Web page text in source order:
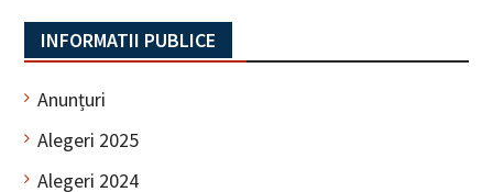
INFORMATII PUBLICE
Anunțuri
Alegeri 2025
Alegeri 2024